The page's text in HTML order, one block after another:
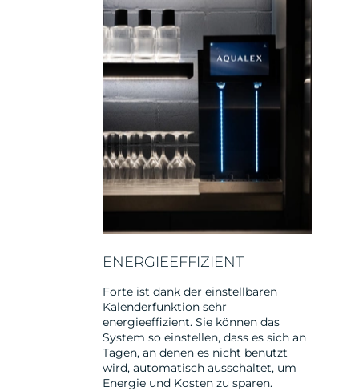
ENERGIEEFFIZIENT
Forte ist dank der einstellbaren
Kalenderfunktion sehr
energieeffizient. Sie können das
System so einstellen, dass es sich an
Tagen, an denen es nicht benutzt
wird, automatisch ausschaltet, um
Energie und Kosten zu sparen.